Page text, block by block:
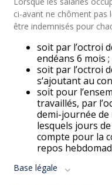
ci-avant ne chôment pas
être indemnisés pour
soit par l’octroi
endéans 6 mois ;
soit par l’octroi
s‘ajoutant au
soit pour
travaillés, par
demi-journée de
lesquels jours
compte pour la
repos
Base légale